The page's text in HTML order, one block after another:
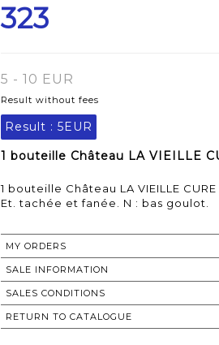
323
5 - 10 EUR
Result without fees
Result : 5EUR
1 bouteille Château LA VIEILLE
1 bouteille Château LA VIEILLE
MY ORDERS
SALE INFORMATION
SALES CONDITIONS
RETURN TO CATALOGUE